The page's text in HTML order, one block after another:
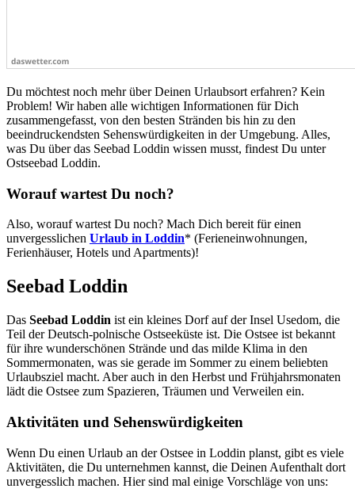
Du möchtest noch mehr über Deinen Urlaubsort erfahren? Kein
Problem! Wir haben alle wichtigen Informationen für Dich
zusammengefasst, von den besten Stränden bis hin zu den
beeindruckendsten Sehenswürdigkeiten in der Umgebung. Alles,
was Du über das Seebad Loddin wissen musst, findest Du unter
Ostseebad Loddin.
Worauf wartest Du noch?
Also, worauf wartest Du noch? Mach Dich bereit für einen
unvergesslichen Urlaub in Loddin* (Ferieneinwohnungen,
Ferienhäuser, Hotels und Apartments)!
Seebad Loddin
Das Seebad Loddin ist ein kleines Dorf auf der Insel Usedom, die
Teil der Deutsch-polnische Ostseeküste ist. Die Ostsee ist bekannt
für ihre wunderschönen Strände und das milde Klima in den
Sommermonaten, was sie gerade im Sommer zu einem beliebten
Urlaubsziel macht. Aber auch in den Herbst und Frühjahrsmonaten
lädt die Ostsee zum Spazieren, Träumen und Verweilen ein.
Aktivitäten und Sehenswürdigkeiten
Wenn Du einen Urlaub an der Ostsee in Loddin planst, gibt es viele
Aktivitäten, die Du unternehmen kannst, die Deinen Aufenthalt dort
unvergesslich machen. Hier sind mal einige Vorschläge von uns: